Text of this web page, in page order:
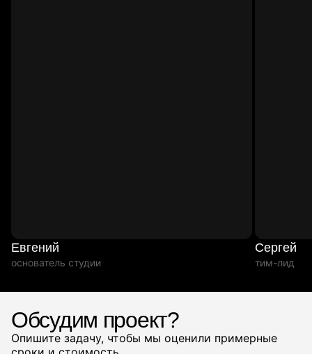
Евгений
основатель студии
Сергей
тим-лид
Обсудим проект?
Опишите задачу, чтобы мы оценили примерные